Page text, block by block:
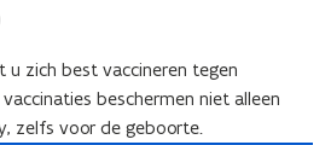
u zich best vaccineren tegen
vaccinaties beschermen niet alleen
zelfs voor de geboorte.